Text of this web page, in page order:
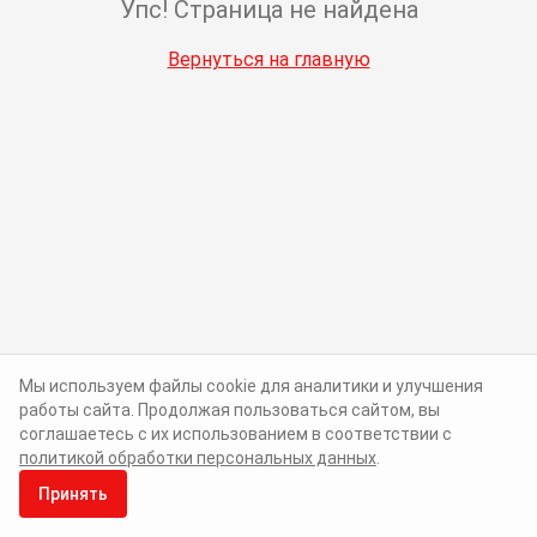
Упс! Страница не найдена
Вернуться на главную
Мы используем файлы cookie для аналитики и улучшения
работы сайта. Продолжая пользоваться сайтом, вы
соглашаетесь с их использованием в соответствии с
политикой обработки персональных данных
Принять